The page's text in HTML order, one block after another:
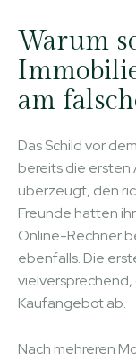
Warum
am
Das Schild vor
bereits die ersten
überzeugt, den
Freunde hatten
Online-Rechner
ebenfalls. Die
Kaufangebot ab.
Nach mehreren